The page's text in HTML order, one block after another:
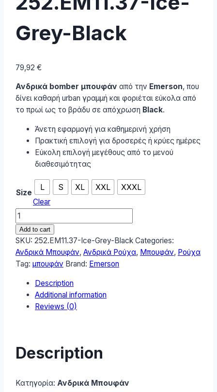
Grey-Black
79,92 €
Ανδρικά bomber μπουφάν από την Emerson, που
δίνει καθαρή urban γραμμή και φοριέται εύκολα από
το πρωί ως το βράδυ σε απόχρωση Black.
Άνετη εφαρμογή για καθημερινή χρήση
Πρακτική επιλογή για δροσερές ή κρύες ημέρες
Εύκολη επιλογή μεγέθους από το μενού
διαθεσιμότητας
Size
L S XL XXL XXXL
Clear
Emerson
Ανδρικό
Μπουφάν
252.EM11.37-
Ice-
Black
quantity
Add to cart
SKU: 252.EM11.37-Ice-Grey-Black Categories:
Ανδρικά Μπουφάν, Ανδρικά Ρούχα, Μπουφάν, Ρούχα
Tag: μπουφάν Brand: Emerson
Description
Additional information
Reviews (0)
Description
Κατηγορία: Ανδρικά Μπουφάν